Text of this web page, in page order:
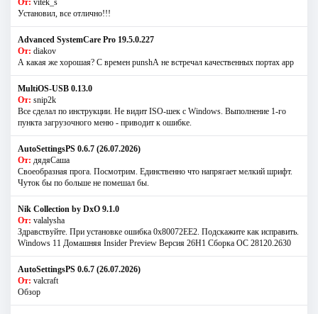
От: vitek_s
Установил, все отлично!!!
Advanced SystemCare Pro 19.5.0.227
От: diakov
А какая же хорошая? С времен punshА не встречал качественных портах app
MultiOS-USB 0.13.0
От: snip2k
Все сделал по инструкции. Не видит ISO-шек с Windows. Выполнение 1-го
пункта загрузочного меню - приводит к ошибке.
AutoSettingsPS 0.6.7 (26.07.2026)
От: дядяСаша
Своеобразная прога. Посмотрим. Единственно что напрягает мелкий шрифт.
Чуток бы по больше не помешал бы.
Nik Collection by DxO 9.1.0
От: valalysha
Здравствуйте. При установке ошибка 0х80072EE2. Подскажите как исправить.
Windows 11 Домашняя Insider Preview Версия 26H1 Сборка ОС 28120.2630
AutoSettingsPS 0.6.7 (26.07.2026)
От: valcraft
Обзор